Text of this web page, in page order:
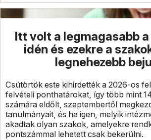
Itt volt a legmagasabb
idén és ezekre a
legnehezebb
Csütörtök este kihirdették a 2026-os
felvételi ponthatárokat, így több mint
számára eldőlt, szeptembertől
tanulmányait, és ha igen, melyik
akadtak olyan szakok, amelyekre
pontszámmal lehetett csak bekerülni.